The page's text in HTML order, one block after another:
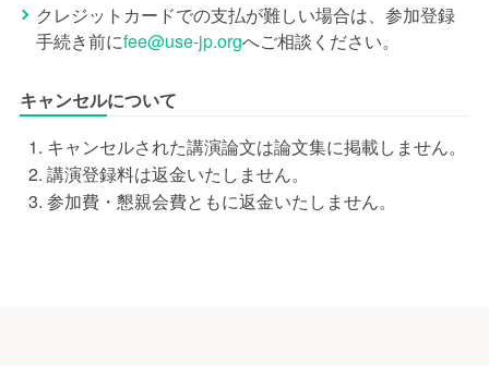
クレジットカードでの支払が難しい場合は、参加登録
手続き前にfee use-jp.orgへご相談ください。
キャンセルについて
キャンセルされた講演論文は論文集に掲載しません。
講演登録料は返金いたしません。
参加費・懇親会費ともに返金いたしません。